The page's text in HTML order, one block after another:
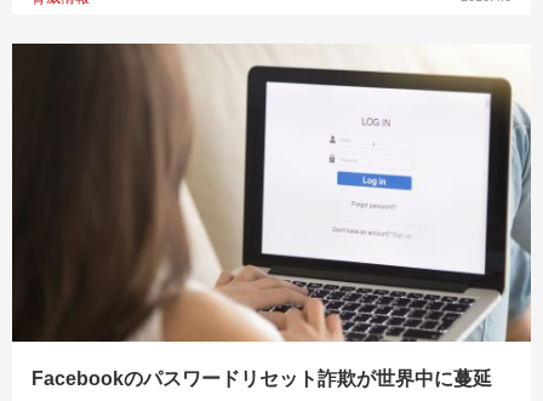
Facebookのパスワードリセット詐欺が世界中に蔓延